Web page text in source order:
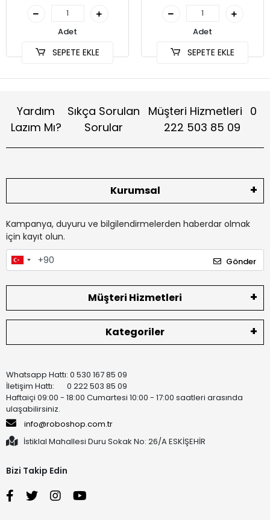
Adet
SEPETE EKLE
Adet
SEPETE EKLE
Yardım
Lazım Mı?
Sıkça Sorulan
Sorular
Müşteri Hizmetleri 0
222 503 85 09
Kurumsal
Kampanya, duyuru ve bilgilendirmelerden haberdar olmak
için kayıt olun.
Gönder
Müşteri Hizmetleri
Kategoriler
Whatsapp Hattı: 0 530 167 85 09
İletişim Hattı: 0 222 503 85 09
Haftaiçi 09:00 - 18:00 Cumartesi 10:00 - 17:00 saatleri arasında
ulaşabilirsiniz.
info@roboshop.com.tr
İstiklal Mahallesi Duru Sokak No: 26/A ESKİŞEHİR
Bizi Takip Edin